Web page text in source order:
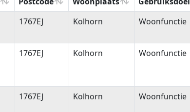
Postcode Woonplaats Gebruiksdoel
1767EJ Kolhorn Woonfunctie
1767EJ Kolhorn Woonfunctie
1767EJ Kolhorn Woonfunctie